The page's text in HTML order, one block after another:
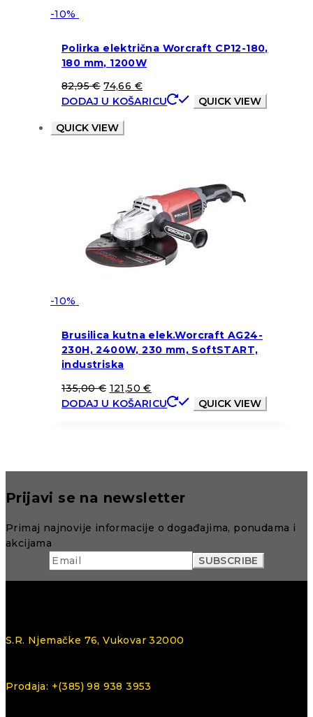
-10%
Polirka električna Worcraft CP12-180,
180 mm, 1200W
82,95€ 74,66 €
DODAJ U KOŠARICU
QUICK VIEW
QUICK VIEW
-10%
Brusilica kutna elek.Worcraft AG24-
230H, 2400W, 230 mm, SoftSTART,
industriska
135,00€ 121,50€
DODAJ U KOŠARICU
QUICK VIEW
Prijavi se na newsletter
Primaj najnovije informacije o događajima, ponudama i
akcijama
S.R. Njemačke 76, Vukovar 32000
Prodaja: +(385) 98 938 3953